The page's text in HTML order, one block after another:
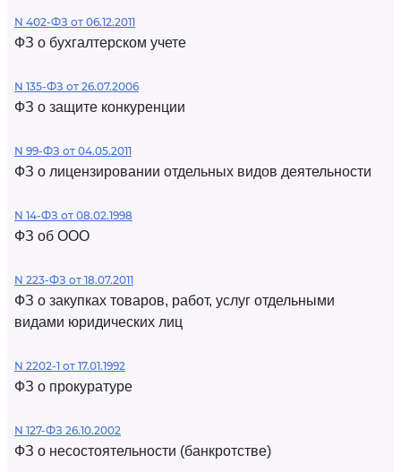
N 402-ФЗ от 06.12.2011
ФЗ о бухгалтерском учете
N 135-ФЗ от 26.07.2006
ФЗ о защите конкуренции
N 99-ФЗ от 04.05.2011
ФЗ о лицензировании отдельных видов деятельности
N 14-ФЗ от 08.02.1998
ФЗ об ООО
N 223-ФЗ от 18.07.2011
ФЗ о закупках товаров, работ, услуг отдельными
видами юридических лиц
N 2202-1 от 17.01.1992
ФЗ о прокуратуре
N 127-ФЗ 26.10.2002
ФЗ о несостоятельности (банкротстве)